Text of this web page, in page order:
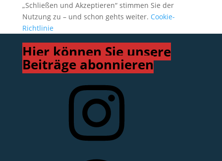
„Schließen und Akzeptieren“ stimmen Sie der
Nutzung zu – und schon gehts weiter. Cookie-
Richtlinie
Hier können Sie unsere
Beiträge abonnieren